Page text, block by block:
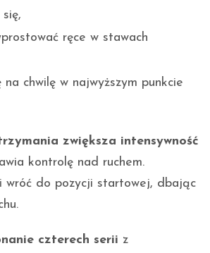
ręce w stawach
na chwilę w najwyższym punkcie
zwiększa intensywność
kontrolę nad ruchem.
wróć do pozycji startowej, dbając
czterech serii z